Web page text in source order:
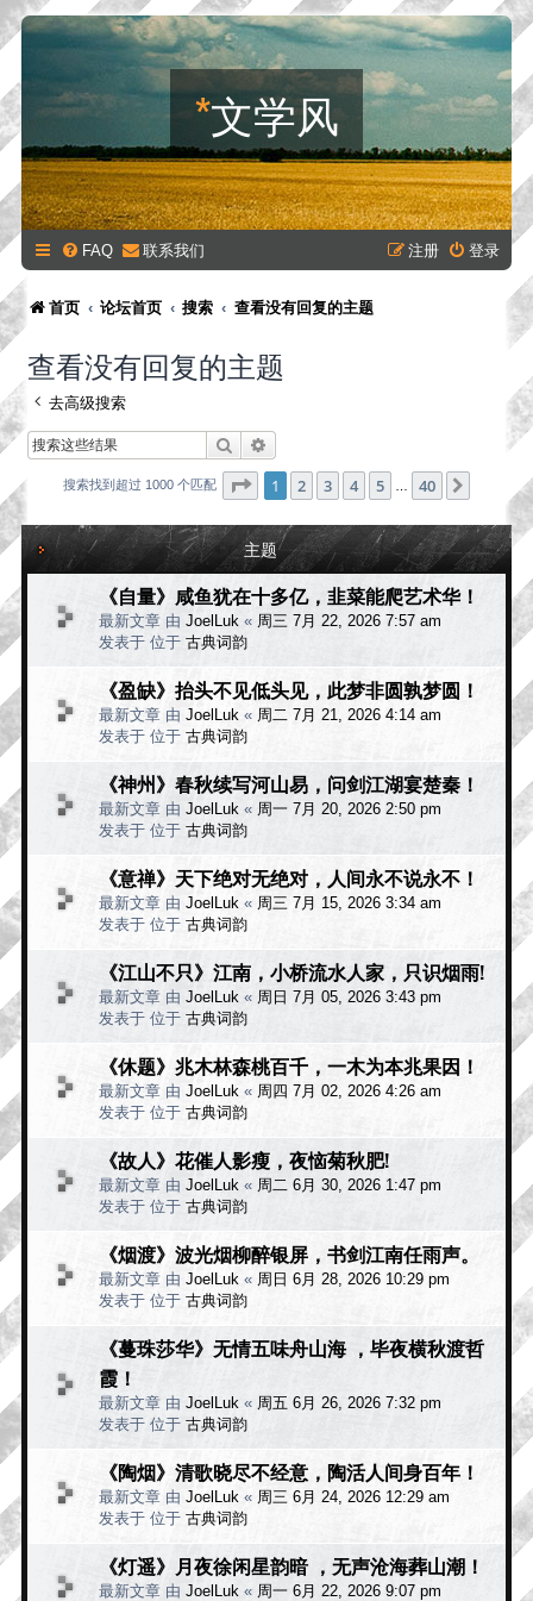
*文学风
FAQ 联系我们 登录
注册
首页 论坛首页 搜索 查看没有回复的主题
查看没有回复的主题
去高级搜索
搜索
搜索找到超过 1000 个匹配 分页：1 40
1 2 3 4 5 40 下一页
主题
《自量》咸鱼犹在十多亿，韭菜能爬艺术华！
最新文章 由 JoelLuk « 周三 7月 22, 2026 7:57 am
发表于 位于 古典词韵
《盈缺》抬头不见低头见，此梦非圆孰梦圆！
最新文章 由 JoelLuk « 周二 7月 21, 2026 4:14 am
发表于 位于 古典词韵
《神州》春秋续写河山易，问剑江湖宴楚秦！
最新文章 由 JoelLuk « 周一 7月 20, 2026 2:50 pm
发表于 位于 古典词韵
《意禅》天下绝对无绝对，人间永不说永不！
最新文章 由 JoelLuk « 周三 7月 15, 2026 3:34 am
发表于 位于 古典词韵
《江山不只》江南，小桥流水人家，只识烟雨!
最新文章 由 JoelLuk « 周日 7月 05, 2026 3:43 pm
发表于 位于 古典词韵
《休题》兆木林森桃百千，一木为本兆果因！
最新文章 由 JoelLuk « 周四 7月 02, 2026 4:26 am
发表于 位于 古典词韵
《故人》花催人影瘦，夜恼菊秋肥!
最新文章 由 JoelLuk « 周二 6月 30, 2026 1:47 pm
发表于 位于 古典词韵
《烟渡》波光烟柳醉银屏，书剑江南任雨声。
最新文章 由 JoelLuk « 周日 6月 28, 2026 10:29 pm
发表于 位于 古典词韵
《蔓珠莎华》无情五味舟山海 ，毕夜横秋渡哲
霞！
最新文章 由 JoelLuk « 周五 6月 26, 2026 7:32 pm
发表于 位于 古典词韵
《陶烟》清歌晓尽不经意，陶活人间身百年！
最新文章 由 JoelLuk « 周三 6月 24, 2026 12:29 am
发表于 位于 古典词韵
《灯遥》月夜徐闲星韵暗 ，无声沧海葬山潮！
最新文章 由 JoelLuk « 周一 6月 22, 2026 9:07 pm